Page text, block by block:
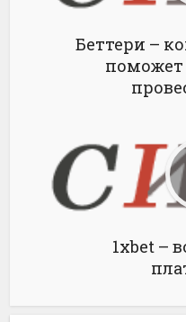
Беттери –
поможет
1xbet –